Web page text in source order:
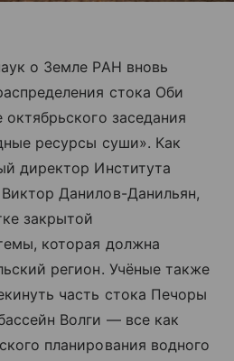
о Земле РАН вновь
стока Оби
заседания
ресурсы суши». Как
директор Института
Данилов-Данильян,
закрытой
которая должна
регион. Учёные также
часть стока Печоры
Волги — все как
планирования водного